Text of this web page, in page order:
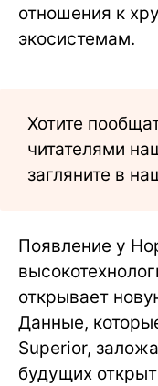
отношения к
экосистемам.
Хотите
читателями
загляните в
Появление у
открывает
Данные,
Superior,
будущих